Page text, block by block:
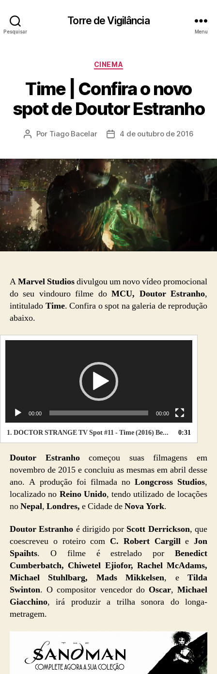
Pesquisar
Torre de Vigilância
Menu
Categorias
CINEMA
Time | Confira o novo
spot de Doutor Estranho
Autor
Por Tiago Bacelar
Data4 de outubro de 2016
AMarvel Studiosdivulgou um novo vídeo promocional
do seu vindouro filme doMCU, Doutor Estranho,
intitulado Time. Confira o spot na galeria de reprodução
abaixo.
v
00:00 00:00
1. DOCTOR STRANGE TV Spot #11 - Time (2016) Benedict Cumberbatch Marvel Movie HD 0:31
Doutor Estranhocomeçou suas filmagens em
novembro de 2015 e concluiu as mesmas em abril desse
ano. A produção foi filmada no Longcross Studios,
localizado no Reino Unido, tendo utilizado de locações
noNepal, Londres, e Cidade deNova York.
Doutor Estranho é dirigido por Scott Derrickson, que
coescreveu o roteiro com C. Robert Cargille Jon
Spaihts. O filme é estrelado por Benedict
Cumberbatch, Chiwetel Ejiofor, Rachel McAdams,
Michael Stuhlbarg, Mads Mikkelsen, eTilda
Swinton. O compositor vencedor do Oscar,Michael
Giacchino, irá produzir a trilha sonora do longa-
metragem.